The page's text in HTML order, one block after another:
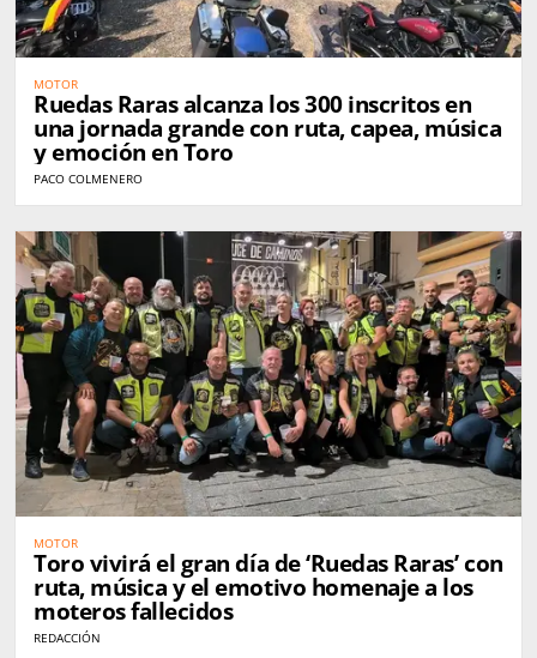
MOTOR
Ruedas Raras alcanza los 300 inscritos en
una jornada grande con ruta, capea, música
y emoción en Toro
PACO COLMENERO
MOTOR
Toro vivirá el gran día de ‘Ruedas Raras’ con
ruta, música y el emotivo homenaje a los
moteros fallecidos
REDACCIÓN